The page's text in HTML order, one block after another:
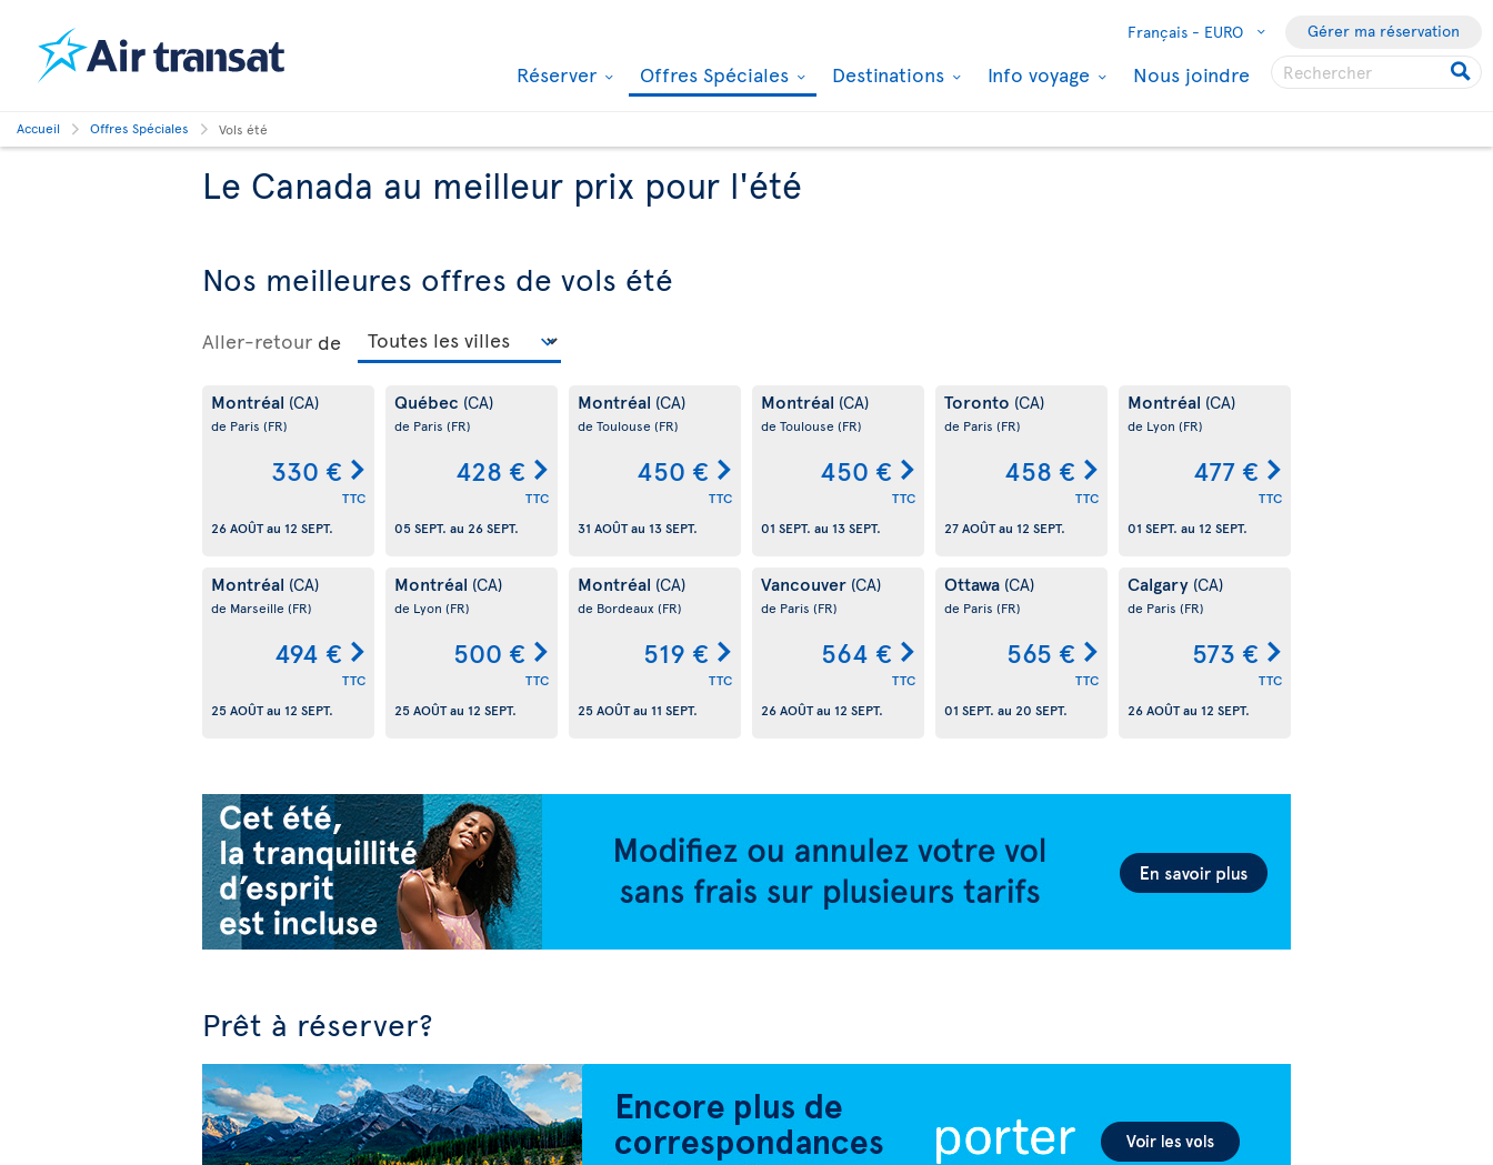
Français - EURO Gérer ma réservation
Réserver Offres Spéciales Destinations Info voyage Nous joindre
Accueil Offres Spéciales Vols été
Le Canada au meilleur prix pour l'été
Nos meilleures offres de vols été
Aller-retour de
Montréal (CA)
de Paris (FR)
330 €
TTC
26 AOÛTau 12 SEPT.
Québec (CA)
de Paris (FR)
428 €
TTC
05 SEPT. au 26 SEPT.
Montréal (CA)
de Toulouse (FR)
450 €
TTC
31 AOÛTau 13 SEPT.
Montréal (CA)
de Toulouse (FR)
450 €
TTC
01 SEPT. au 13 SEPT.
Toronto (CA)
de Paris (FR)
458 €
TTC
27 AOÛTau 12 SEPT.
Montréal (CA)
de Lyon (FR)
477 €
TTC
01 SEPT. au 12 SEPT.
Montréal (CA)
de Marseille (FR)
494 €
TTC
25 AOÛTau 12 SEPT.
Montréal (CA)
de Lyon (FR)
500 €
TTC
25 AOÛTau 12 SEPT.
Montréal (CA)
de Bordeaux (FR)
519 €
TTC
25 AOÛTau 11 SEPT.
Vancouver (CA)
de Paris (FR)
564 €
TTC
26 AOÛTau 12 SEPT.
Ottawa (CA)
de Paris (FR)
565 €
TTC
01 SEPT. au 20 SEPT.
Calgary (CA)
de Paris (FR)
573 €
TTC
26 AOÛTau 12 SEPT.
Prêt à réserver?